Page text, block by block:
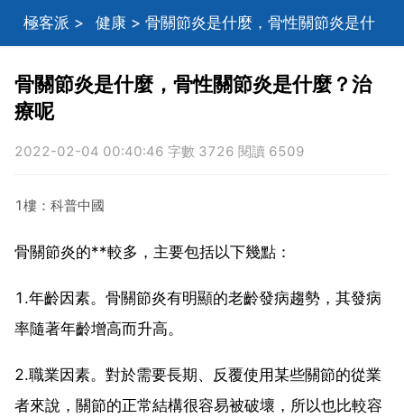
極客派 > 健康 > 骨關節炎是什麼，骨性關節炎是什
骨關節炎是什麼，骨性關節炎是什麼？治
療呢
2022-02-04 00:40:46 字數 3726 閱讀 6509
1樓：科普中國
骨關節炎的**較多，主要包括以下幾點：
1.年齡因素。骨關節炎有明顯的老齡發病趨勢，其發病
率隨著年齡增高而升高。
2.職業因素。對於需要長期、反覆使用某些關節的從業
者來說，關節的正常結構很容易被破壞，所以也比較容